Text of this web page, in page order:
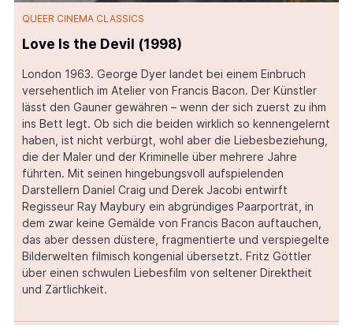
QUEER CINEMA CLASSICS
Love Is the Devil (1998)
London 1963. George Dyer landet bei einem Einbruch
versehentlich im Atelier von Francis Bacon. Der Künstler
lässt den Gauner gewähren – wenn der sich zuerst zu ihm
ins Bett legt. Ob sich die beiden wirklich so kennengelernt
haben, ist nicht verbürgt, wohl aber die Liebesbeziehung,
die der Maler und der Kriminelle über mehrere Jahre
führten. Mit seinen hingebungsvoll aufspielenden
Darstellern Daniel Craig und Derek Jacobi entwirft
Regisseur Ray Maybury ein abgründiges Paarporträt, in
dem zwar keine Gemälde von Francis Bacon auftauchen,
das aber dessen düstere, fragmentierte und verspiegelte
Bilderwelten filmisch kongenial übersetzt. Fritz Göttler
über einen schwulen Liebesfilm von seltener Direktheit
und Zärtlichkeit.